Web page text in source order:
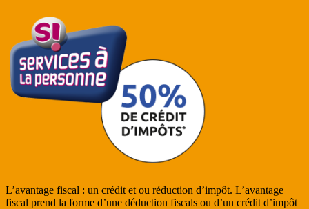
L’avantage fiscal : un crédit et ou réduction d’impôt. L’avantage
fiscal prend la forme d’une déduction fiscals ou d’un crédit d’impôt